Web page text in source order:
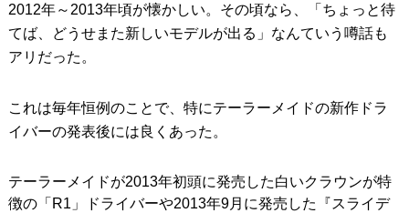
2012年～2013年頃が懐かしい。その頃なら、「ちょっと待
てば、どうせまた新しいモデルが出る」なんていう噂話も
アリだった。
これは毎年恒例のことで、特にテーラーメイドの新作ドラ
イバーの発表後には良くあった。
テーラーメイドが2013年初頭に発売した白いクラウンが特
徴の「R1」ドライバーや2013年9月に発売した『スライデ